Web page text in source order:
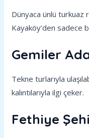
Dünyaca ünlü turkuaz
Kayaköy’den sadece
Gemiler
Tekne turlarıyla
kalıntılarıyla ilgi çeker.
Fethiye